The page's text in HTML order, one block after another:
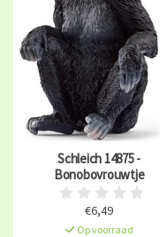
Schleich 14875 -
Bonobovrouwtje
€6,49
Op voorraad